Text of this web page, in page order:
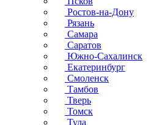
Ростов-на-Дону
Рязань
Самара
Саратов
Южно-Сахалинск
Екатеринбург
Смоленск
Тамбов
Тверь
Томск
Тула